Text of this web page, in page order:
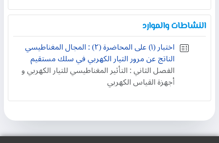
النشاطات والموارد
اختبار (۱) على المحاضرة (۲) : المجال المغناطيسي
الناتج عن مرور التيار الكهربي في سلك مستقيم
الفصل الثاني : التأثير المغناطيسي للتيار الكهربي و
أجهزة القياس الكهربي